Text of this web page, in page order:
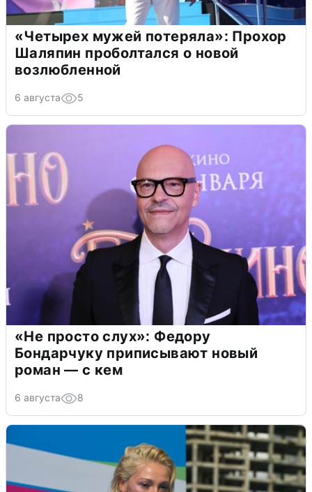
«Четырех мужей потеряла»: Прохор
Шаляпин проболтался о новой
возлюбленной
6 августа 5
«Не просто слух»: Федору
Бондарчуку приписывают новый
роман — с кем
6 августа 8